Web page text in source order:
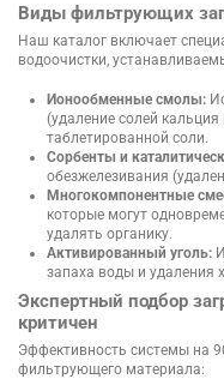
Виды фильтрующих
Наш каталог включает
водоочистки,
Ионообменные смолы:
(удаление солей
таблетированной соли.
Сорбенты и
обезжелезивания
Многокомпонентные
которые могут
удалять органику.
Активированный уголь:
запаха воды и удаления
Экспертный подбор
критичен
Эффективность системы на
фильтрующего материала: